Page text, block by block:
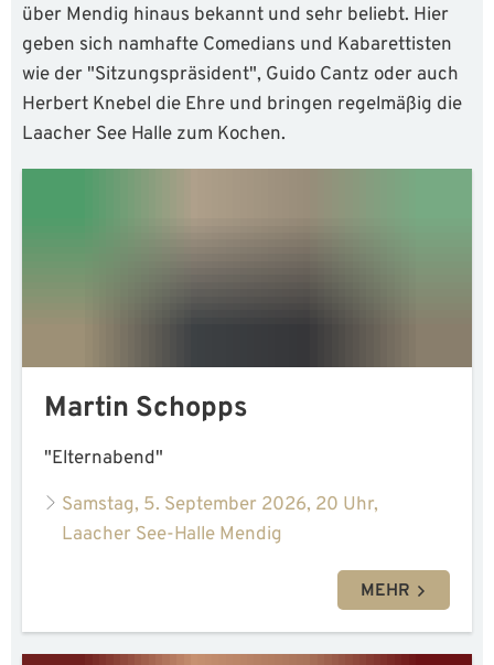
über Mendig hinaus bekannt und sehr beliebt. Hier
geben sich namhafte Comedians und Kabarettisten
wie der "Sitzungspräsident", Guido Cantz oder auch
Herbert Knebel die Ehre und bringen regelmäßig die
Laacher See Halle zum Kochen.
Martin Schopps
"Elternabend"
Samstag, 5. September 2026, 20 Uhr,
Laacher See-Halle Mendig
MEHR